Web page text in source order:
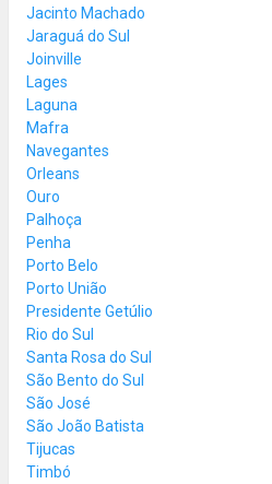
Jacinto Machado
Jaraguá do Sul
Joinville
Lages
Laguna
Mafra
Navegantes
Orleans
Ouro
Palhoça
Penha
Porto Belo
Porto União
Presidente Getúlio
Rio do Sul
Santa Rosa do Sul
São Bento do Sul
São José
São João Batista
Tijucas
Timbó